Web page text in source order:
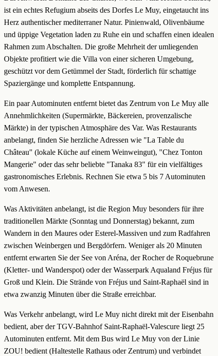
ist ein echtes Refugium abseits des Dorfes Le Muy, eingetaucht ins
Herz authentischer mediterraner Natur. Pinienwald, Olivenbäume
und üppige Vegetation laden zu Ruhe ein und schaffen einen idealen
Rahmen zum Abschalten. Die große Mehrheit der umliegenden
Objekte profitiert wie die Villa von einer sicheren Umgebung,
geschützt vor dem Getümmel der Stadt, förderlich für schattige
Spaziergänge und komplette Entspannung.
Ein paar Autominuten entfernt bietet das Zentrum von Le Muy alle
Annehmlichkeiten (Supermärkte, Bäckereien, provenzalische
Märkte) in der typischen Atmosphäre des Var. Was Restaurants
anbelangt, finden Sie herzliche Adressen wie "La Table du
Château" (lokale Küche auf einem Weinweingut), "Chez Tonton
Mangerie" oder das sehr beliebte "Tanaka 83" für ein vielfältiges
gastronomisches Erlebnis. Rechnen Sie etwa 5 bis 7 Autominuten
vom Anwesen.
Was Aktivitäten anbelangt, ist die Region Muy besonders für ihre
traditionellen Märkte (Sonntag und Donnerstag) bekannt, zum
Wandern in den Maures oder Esterel-Massiven und zum Radfahren
zwischen Weinbergen und Bergdörfern. Weniger als 20 Minuten
entfernt erwarten Sie der See von Aréna, der Rocher de Roquebrune
(Kletter- und Wanderspot) oder der Wasserpark Aqualand Fréjus für
Groß und Klein. Die Strände von Fréjus und Saint-Raphaël sind in
etwa zwanzig Minuten über die Straße erreichbar.
Was Verkehr anbelangt, wird Le Muy nicht direkt mit der Eisenbahn
bedient, aber der TGV-Bahnhof Saint-Raphaël-Valescure liegt 25
Autominuten entfernt. Mit dem Bus wird Le Muy von der Linie
ZOU! bedient (Haltestelle Rathaus oder Zentrum) und verbindet